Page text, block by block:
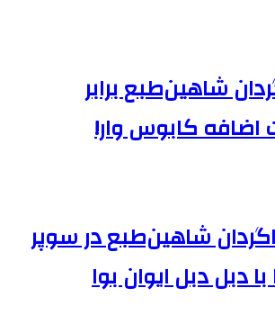
شاهین‌طبع برابر
اضافه کابوس وار!
شاهین‌طبع در سوپر
دبل دبل ایوان بوا